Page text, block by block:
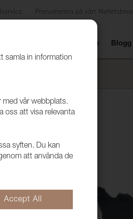
Prenumerera på vårt Nyhetsbrev
Showroom Blogg
samla in information
vår webbplats.
oss att visa relevanta
syften. Du kan
att använda de
Accept All